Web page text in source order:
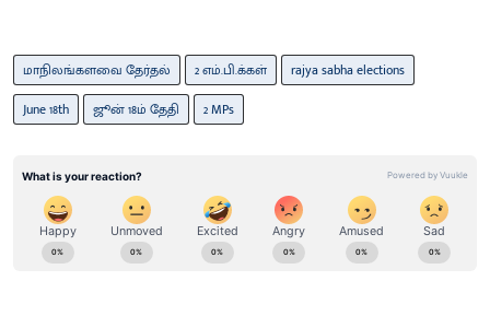
மாநிலங்களவை தேர்தல் 2 எம்.பி.க்கள்
rajya sabha elections
June 18th
ஜூன் 18ம் தேதி 2 MPs